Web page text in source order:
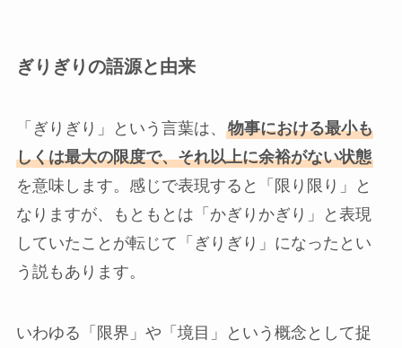
ぎりぎりの語源と由来
「ぎりぎり」という言葉は、 物事における最小も
しくは最大の限度で、それ以上に余裕がない状態
を意味します。感じで表現すると「限り限り」と
なりますが、もともとは「かぎりかぎり」と表現
していたことが転じて「ぎりぎり」になったとい
う説もあります。
いわゆる「限界」や「境目」という概念として捉